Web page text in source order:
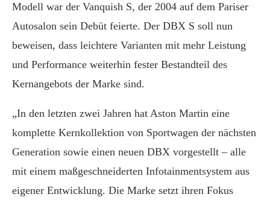
Modell war der Vanquish S, der 2004 auf dem Pariser
Autosalon sein Debüt feierte. Der DBX S soll nun
beweisen, dass leichtere Varianten mit mehr Leistung
und Performance weiterhin fester Bestandteil des
Kernangebots der Marke sind.
„In den letzten zwei Jahren hat Aston Martin eine
komplette Kernkollektion von Sportwagen der nächsten
Generation sowie einen neuen DBX vorgestellt – alle
mit einem maßgeschneiderten Infotainmentsystem aus
eigener Entwicklung. Die Marke setzt ihren Fokus